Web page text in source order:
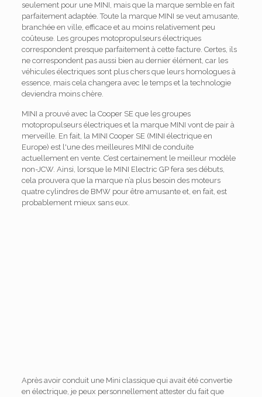
seulement pour une MINI, mais que la marque semble en fait
parfaitement adaptée. Toute la marque MINI se veut amusante,
branchée en ville, efficace et au moins relativement peu
coûteuse. Les groupes motopropulseurs électriques
correspondent presque parfaitement à cette facture. Certes, ils
ne correspondent pas aussi bien au dernier élément, car les
véhicules électriques sont plus chers que leurs homologues à
essence, mais cela changera avec le temps et la technologie
deviendra moins chère.
MINI a prouvé avec la Cooper SE que les groupes
motopropulseurs électriques et la marque MINI vont de pair à
merveille. En fait, la MINI Cooper SE (MINI électrique en
Europe) est l'une des meilleures MINI de conduite
actuellement en vente. C’est certainement le meilleur modèle
non-JCW. Ainsi, lorsque le MINI Electric GP fera ses débuts,
cela prouvera que la marque n’a plus besoin des moteurs
quatre cylindres de BMW pour être amusante et, en fait, est
probablement mieux sans eux.
Après avoir conduit une Mini classique qui avait été convertie
en électrique, je peux personnellement attester du fait que